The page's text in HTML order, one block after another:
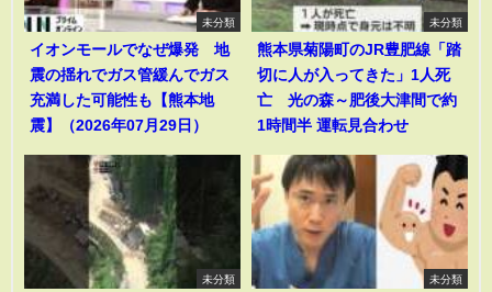
未分類
イオンモールでなぜ爆発 地
震の揺れでガス管緩んでガス
充満した可能性も【熊本地
震】（2026年07月29日）
未分類
熊本県菊陽町のJR豊肥線「踏
切に人が入ってきた」1人死
亡 光の森～肥後大津間で約
1時間半 運転見合わせ
未分類 未分類